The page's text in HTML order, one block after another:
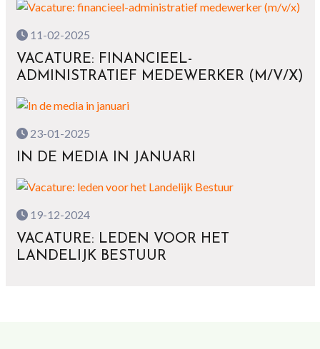
11-02-2025
VACATURE: FINANCIEEL-
ADMINISTRATIEF MEDEWERKER (M/V/X)
23-01-2025
IN DE MEDIA IN JANUARI
19-12-2024
VACATURE: LEDEN VOOR HET
LANDELIJK BESTUUR